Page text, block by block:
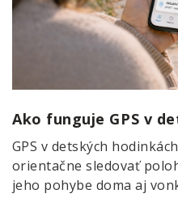
Ako funguje GPS v
GPS v detských
orientačne sledovať
jeho pohybe doma aj